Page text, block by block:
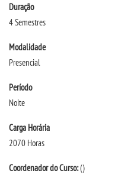
SEGUNDA GRADUAÇÃO
EDITAL
Duração
4 Semestres
Modalidade
Presencial
Período
Noite
Carga Horária
2070 Horas
Coordenador do Curso:()